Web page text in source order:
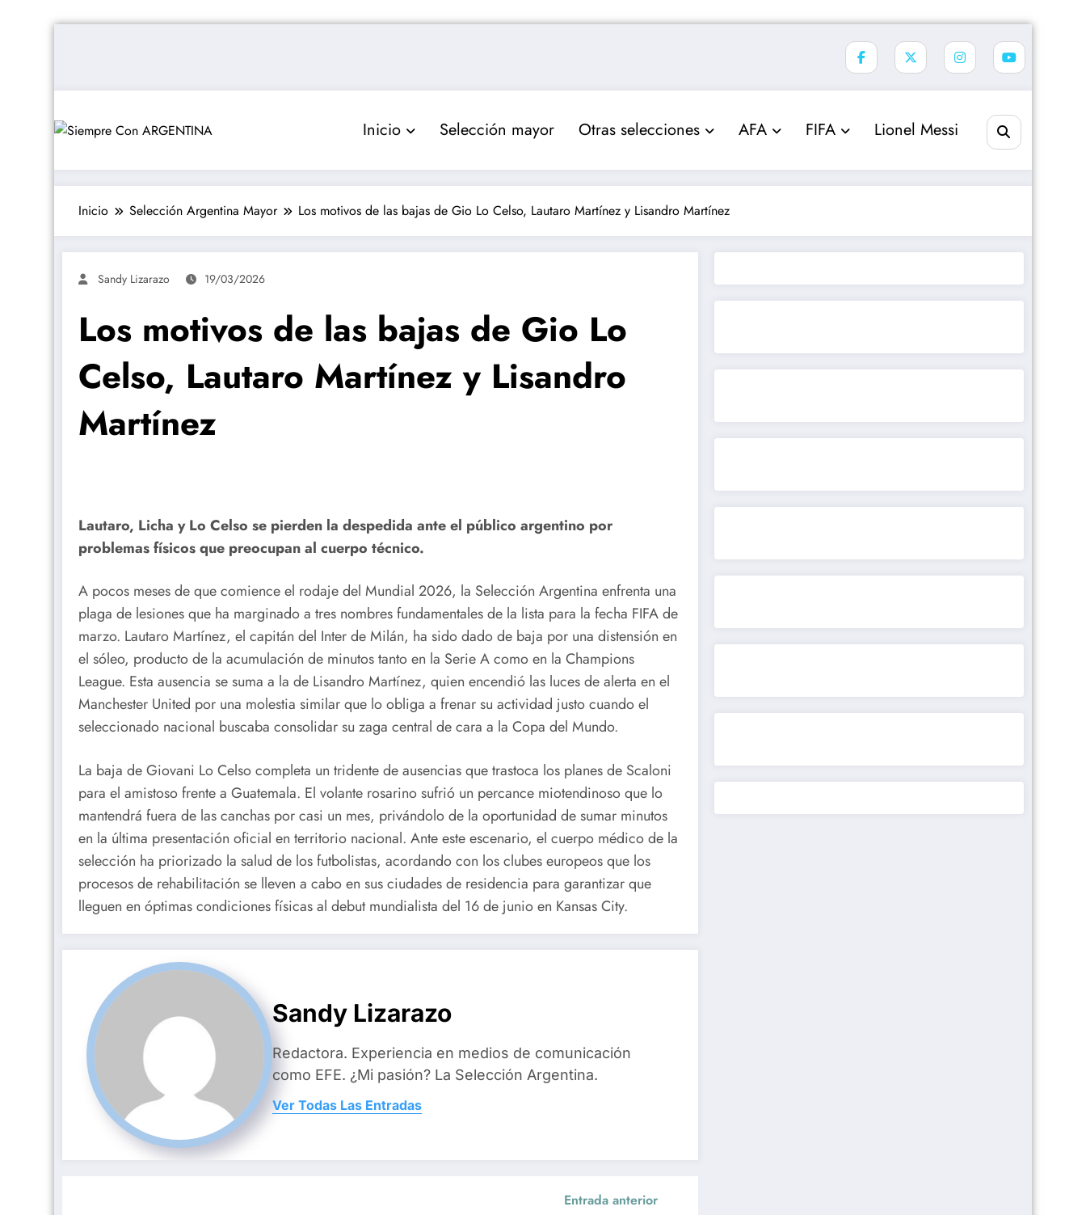
Inicio Selección mayor Otras selecciones AFA FIFA Lionel Messi
Inicio Selección Argentina Mayor Los motivos de las bajas de Gio Lo Celso, Lautaro Martínez y Lisandro Martínez
Sandy Lizarazo 19/03/2026
Los motivos de las bajas de Gio Lo
Celso, Lautaro Martínez y Lisandro
Martínez
Lautaro, Licha y Lo Celso se pierden la despedida ante el público argentino por
problemas físicos que preocupan al cuerpo técnico.
A pocos meses de que comience el rodaje del Mundial 2026, la Selección Argentina enfrenta una
plaga de lesiones que ha marginado a tres nombres fundamentales de la lista para la fecha FIFA de
marzo. Lautaro Martínez, el capitán del Inter de Milán, ha sido dado de baja por una distensión en
el sóleo, producto de la acumulación de minutos tanto en la Serie A como en la Champions
League. Esta ausencia se suma a la de Lisandro Martínez, quien encendió las luces de alerta en el
Manchester United por una molestia similar que lo obliga a frenar su actividad justo cuando el
seleccionado nacional buscaba consolidar su zaga central de cara a la Copa del Mundo.
La baja de Giovani Lo Celso completa un tridente de ausencias que trastoca los planes de Scaloni
para el amistoso frente a Guatemala. El volante rosarino sufrió un percance miotendinoso que lo
mantendrá fuera de las canchas por casi un mes, privándolo de la oportunidad de sumar minutos
en la última presentación oficial en territorio nacional. Ante este escenario, el cuerpo médico de la
selección ha priorizado la salud de los futbolistas, acordando con los clubes europeos que los
procesos de rehabilitación se lleven a cabo en sus ciudades de residencia para garantizar que
lleguen en óptimas condiciones físicas al debut mundialista del 16 de junio en Kansas City.
Sandy Lizarazo
Redactora. Experiencia en medios de comunicación
como EFE. ¿Mi pasión? La Selección Argentina.
Ver Todas Las Entradas
Entrada anterior